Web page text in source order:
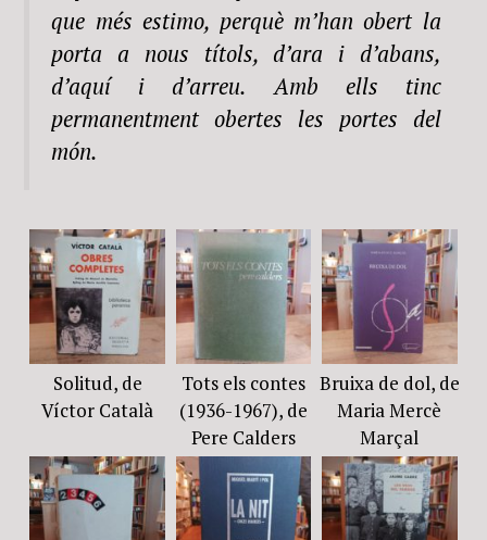
que més estimo, perquè m’han obert la
porta a nous títols, d’ara i d’abans,
d’aquí i d’arreu. Amb ells tinc
permanentment obertes les portes del
món.
Solitud, de
Víctor Català
Tots els contes
(1936-1967), de
Pere Calders
Bruixa de dol, de
Maria Mercè
Marçal